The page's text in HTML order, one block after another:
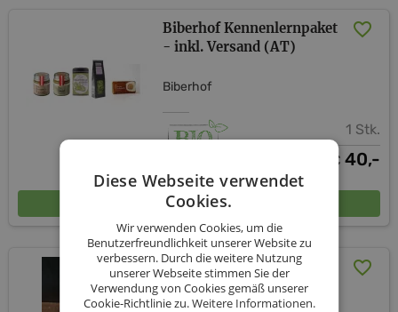
Biberhof Kennenlernpaket
- inkl. Versand (AT)
Biberhof
1 Stk.
€ 40,-
In den Warenkorb
Kennenlernpaket - inkl.
Versand (AT)
Diese Webseite verwendet
Cookies.
Wir verwenden Cookies, um die
Benutzerfreundlichkeit unserer Website zu
verbessern. Durch die weitere Nutzung
unserer Webseite stimmen Sie der
Verwendung von Cookies gemäß unserer
Cookie-Richtlinie zu.Weitere Informationen.